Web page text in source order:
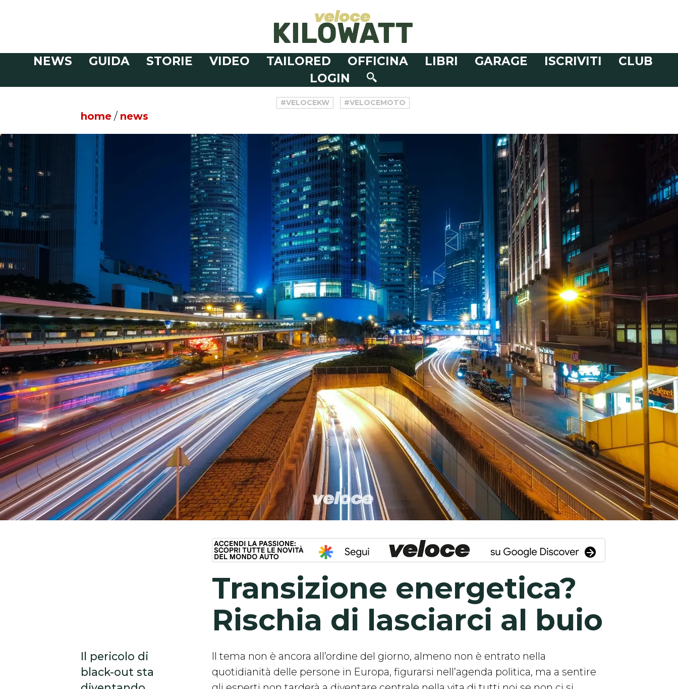
NEWS GUIDA STORIE VIDEO TAILORED OFFICINA LIBRI GARAGE ISCRIVITI
CLUB
LOGIN
#VELOCEKW #VELOCEMOTO
home / news
Transizione energetica?
Rischia di lasciarci al buio
Il pericolo di
black-out sta
Il tema non è ancora all’ordine del giorno, almeno non è entrato nella
quotidianità delle persone in Europa, figurarsi nell’agenda politica, ma a sentire